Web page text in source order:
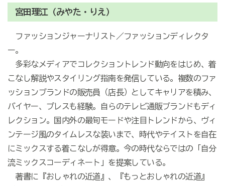
宮田理江（みやた・りえ）
ファッションジャーナリスト／ファッションディレクタ
ー。
多彩なメディアでコレクショントレンド動向をはじめ、着
こなし解説やスタイリング指南を発信している。複数のファ
ッションブランドの販売員（店長）としてキャリアを積み、
バイヤー、プレスも経験。自らのテレビ通販ブランドもディ
レクション。国内外の最旬モードや注目トレンドから、ヴィ
ンテージ風のタイムレスな装いまで、時代やテイストを自在
にミックスする着こなしが得意。今の時代ならではの「自分
流ミックスコーディネート」を提案している。
著書に『おしゃれの近道』、『もっとおしゃれの近道』